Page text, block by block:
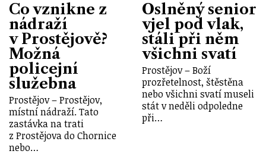
Co vznikne z
nádraží
v Prostějově?
Možná
policejní
služebna
Prostějov – Prostějov,
místní nádraží. Tato
zastávka na trati
z Prostějova do Chornice
nebo…
Oslněný senior
vjel pod vlak,
stáli při něm
všichni svatí
Prostějov – Boží
prozřetelnost, štěstěna
nebo všichni svatí museli
stát v neděli odpoledne
při…